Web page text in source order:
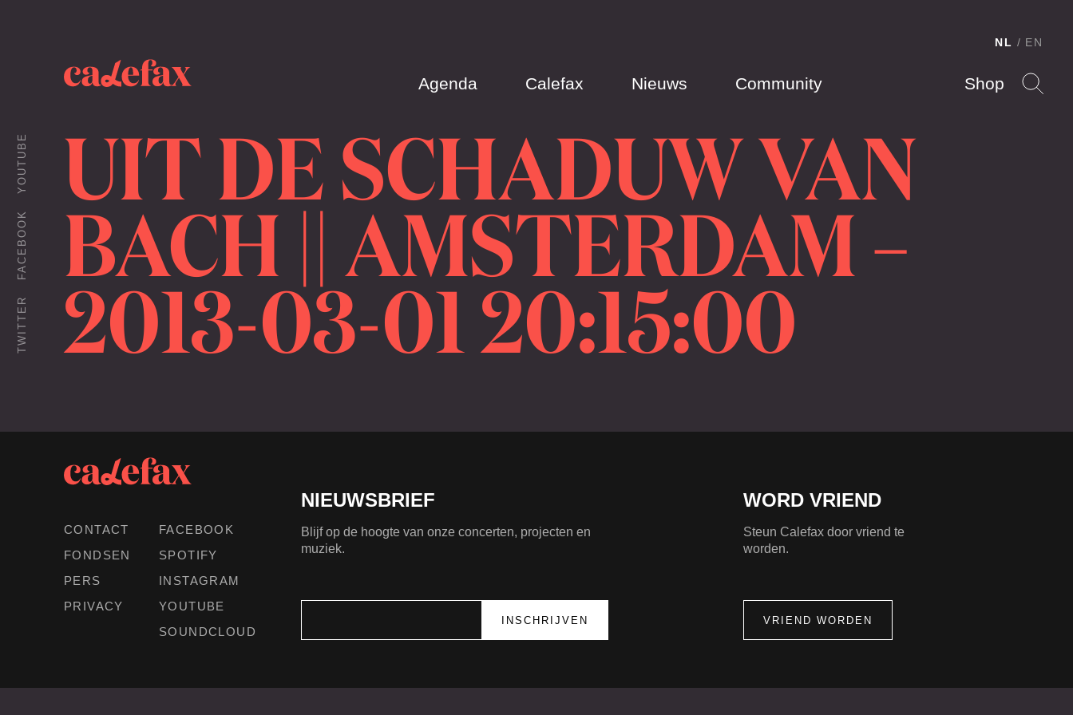
Agenda Calefax Nieuws Community Shop
NL EN
TWITTER
FACEBOOK
YOUTUBE UIT DE SCHADUW VAN
BACH || AMSTERDAM –
2013-03-01 20:15:00
CONTACT
FONDSEN
PERS
PRIVACY
FACEBOOK
SPOTIFY
INSTAGRAM
YOUTUBE
SOUNDCLOUD
NIEUWSBRIEF
Blijf op de hoogte van onze concerten, projecten en
muziek.
WORD VRIEND
Steun Calefax door vriend te
worden.
VRIEND WORDEN